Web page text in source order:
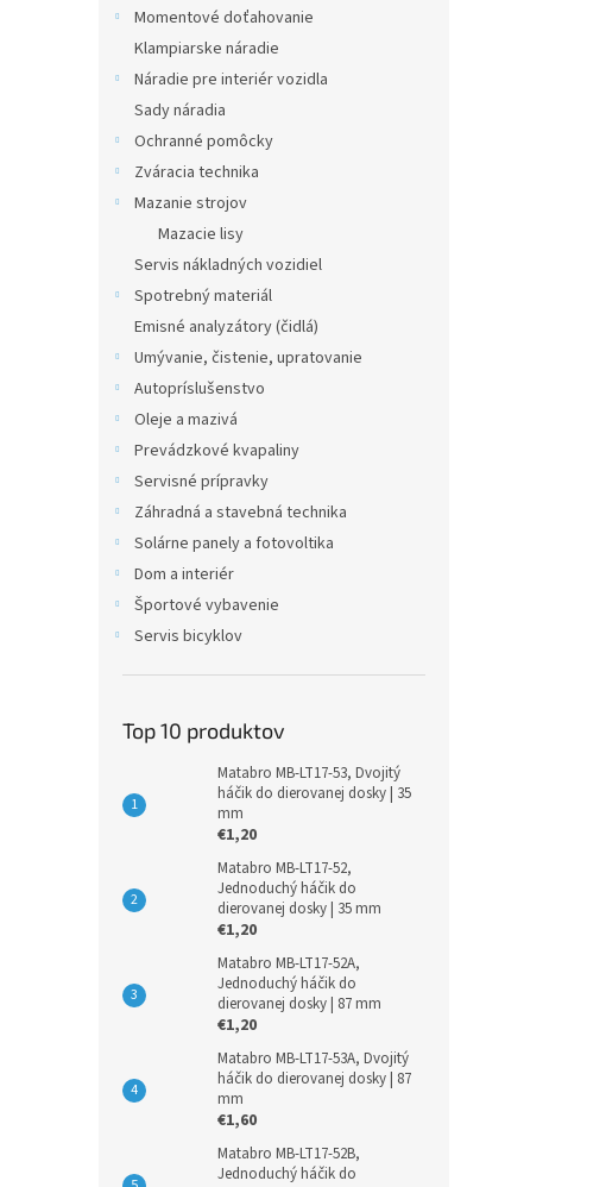
Momentové doťahovanie
Klampiarske náradie
Náradie pre interiér vozidla
Sady náradia
Ochranné pomôcky
Zváracia technika
Mazanie strojov
Mazacie lisy
Servis nákladných vozidiel
Spotrebný materiál
Emisné analyzátory (čidlá)
Umývanie, čistenie, upratovanie
Autopríslušenstvo
Oleje a mazivá
Prevádzkové kvapaliny
Servisné prípravky
Záhradná a stavebná technika
Solárne panely a fotovoltika
Dom a interiér
Športové vybavenie
Servis bicyklov
Top 10 produktov
Matabro MB-LT17-53, Dvojitý
háčik do dierovanej dosky | 35
mm
€1,20
Matabro MB-LT17-52,
Jednoduchý háčik do
dierovanej dosky | 35 mm
€1,20
Matabro MB-LT17-52A,
Jednoduchý háčik do
dierovanej dosky | 87 mm
€1,20
Matabro MB-LT17-53A, Dvojitý
háčik do dierovanej dosky | 87
mm
€1,60
Matabro MB-LT17-52B,
Jednoduchý háčik do